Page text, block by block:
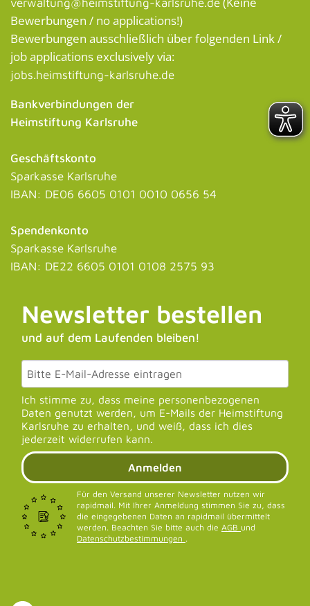
Bewerbungen / no applications!)
Bewerbungen ausschließlich über folgenden Link /
job applications exclusively via:
jobs.heimstiftung-karlsruhe.de
Bankverbindungen der
Heimstiftung Karlsruhe
Geschäftskonto
Sparkasse Karlsruhe
IBAN: DE06 6605 0101 0010 0656 54
Spendenkonto
Sparkasse Karlsruhe
IBAN: DE22 6605 0101 0108 2575 93
Newsletter bestellen
und auf dem Laufenden bleiben!
Ich stimme zu, dass meine personenbezogenen
Daten genutzt werden, um E-Mails der Heimstiftung
Karlsruhe zu erhalten, und weiß, dass ich dies
jederzeit widerrufen kann.
Anmelden
Für den Versand unserer Newsletter nutzen wir
rapidmail. Mit Ihrer Anmeldung stimmen Sie zu, dass
die eingegebenen Daten an rapidmail übermittelt
werden. Beachten Sie bitte auch die AGB und
Datenschutzbestimmungen .